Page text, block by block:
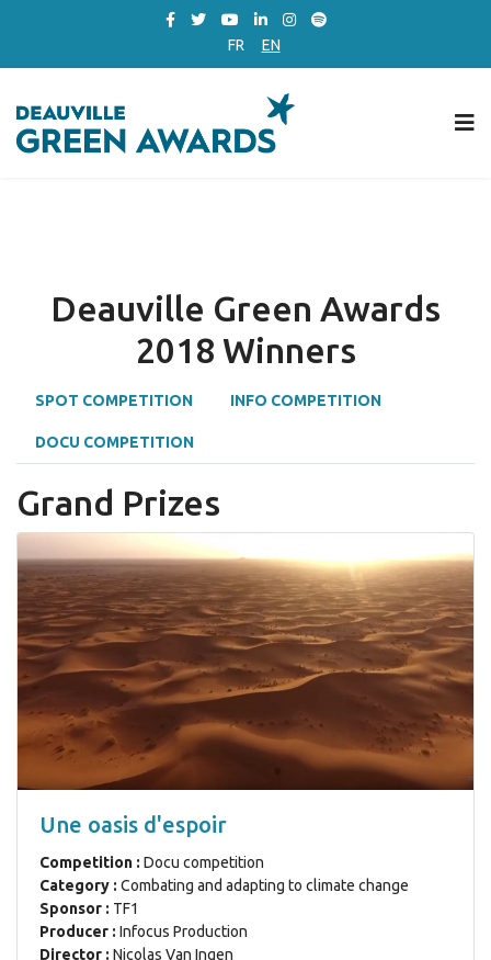
FR EN
Deauville Green Awards
2018 Winners
SPOT COMPETITION INFO COMPETITION
DOCU COMPETITION
Grand Prizes
Une oasis d'espoir
Competition : Docu competition
Category : Combating and adapting to climate change
Sponsor : TF1
Producer : Infocus Production
Director : Nicolas Van Ingen